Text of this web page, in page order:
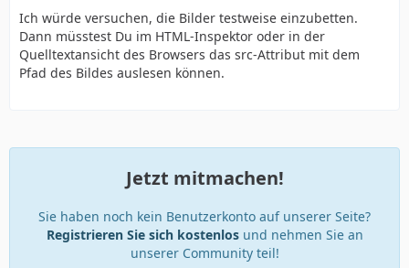
Ich würde versuchen, die Bilder testweise einzubetten.
Dann müsstest Du im HTML-Inspektor oder in der
Quelltextansicht des Browsers das src-Attribut mit dem
Pfad des Bildes auslesen können.
Jetzt mitmachen!
Sie haben noch kein Benutzerkonto auf unserer Seite?
Registrieren Sie sich kostenlosund nehmen Sie an
unserer Community teil!